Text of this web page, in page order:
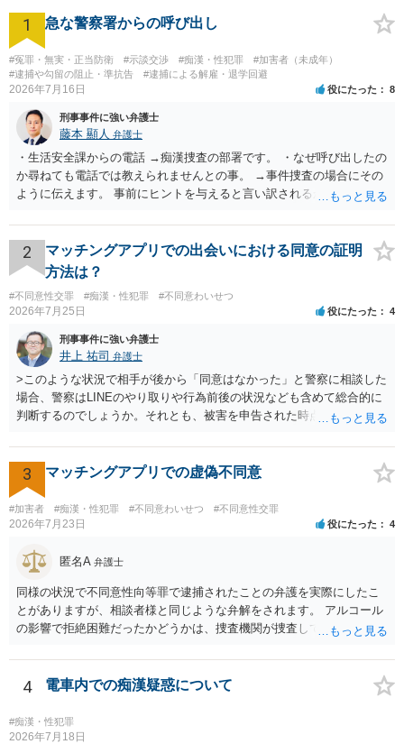
1 急な警察署からの呼び出し
#冤罪・無実・正当防衛 #示談交渉 #痴漢・性犯罪
#加害者（未成年）
#逮捕や勾留の阻止・準抗告
#逮捕による解雇・退学回避
2026年7月16日 役にたった 8
刑事事件に強い弁護士
藤本 顯人 弁護士
・生活安全課からの電話 →痴漢捜査の部署です。 ・なぜ呼び出したの
か尋ねても電話では教えられませんとの事。 →事件捜査の場合にその
ように伝えます。 事前にヒントを与えると言い訳されるからです。 ・
たり →やはり痴漢として疑われているのでは。 そもそも痴漢をやって
ないのであれば、何も疑われる筋合いは無いわけですし狼狽える必要
はないですね。
2
マッチングアプリでの出会いにおける同意の証明
方法は？
#不同意性交罪 #痴漢・性犯罪 #不同意わいせつ
2026年7月25日 役にたった 4
刑事事件に強い弁護士
井上 祐司 弁護士
>このような状況で相手が後から「同意はなかった」と警察に相談した
場合、警察はLINEのやり取りや行為前後の状況なども含めて総合的に
判断するのでしょうか。それとも、被害を申告された時点で私がかな
の（不起訴事案）を含めて数件経験していますが、いずれも警察の対
応は前者です。 特に近年は、いわゆる異性間のトラブルから報復的
に不同意性交・不同意わいせつの罪の被害届が出される事案が頻発し
ており、警察も闇雲な逮捕をしないよう慎重になっているため、まず
は前後のＬＩＮＥやInstagram等の履歴をすべて統括的に縦覧して、
動くようになっていると感じます。
3 マッチングアプリでの虚偽不同意
#加害者 #痴漢・性犯罪 #不同意わいせつ #不同意性交罪
2026年7月23日 役にたった 4
匿名A 弁護士
同様の状況で不同意性向等罪で逮捕されたことの弁護を実際にしたこ
とがありますが、相談者様と同じような弁解をされます。 アルコール
の影響で拒絶困難だったかどうかは、捜査機関が捜査して判断するこ
分かりません。 また、拒絶困難であったとしても、それについて相談
者様に認識がなければ、「故意」がないという判断になることもあり
ます。 相談者様はあくまで「アルコールの影響はない」「完全なる同
意であった」とのお立場ですので、現時点で、対応できることはない
のではないでしょうか？（同意してたよねと言っても火に油をそそぐ
4 電車内での痴漢疑惑について
#痴漢・性犯罪
2026年7月18日